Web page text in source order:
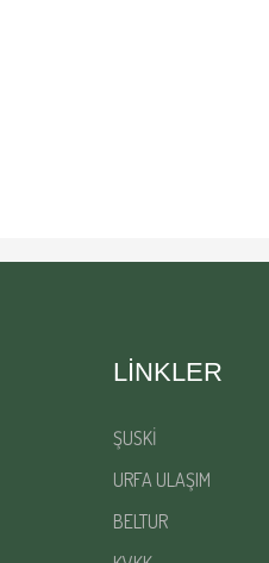
LINKLER
ŞUSKİ
URFA ULAŞIM
BELTUR